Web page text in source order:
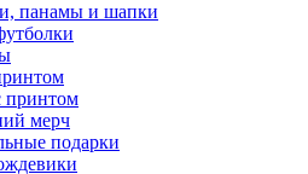
панамы и шапки
принтом
мерч
подарки